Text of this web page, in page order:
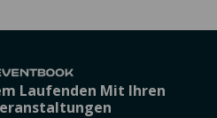
Laufenden Mit Ihren